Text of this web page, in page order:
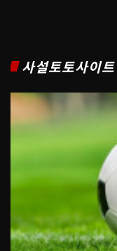
사설토토사이트